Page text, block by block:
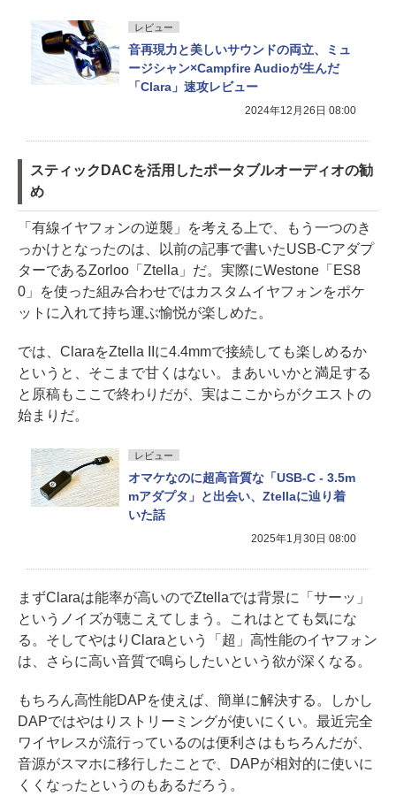
レビュー
音再現力と美しいサウンドの両立、ミュ
ージシャン×Campfire Audioが生んだ
「Clara」速攻レビュー
2024年12月26日 08:00
スティックDACを活用したポータブルオーディオの勧
め
「有線イヤフォンの逆襲」を考える上で、もう一つのき
っかけとなったのは、以前の記事で書いたUSB-Cアダプ
ターであるZorloo「Ztella」だ。実際にWestone「ES8
0」を使った組み合わせではカスタムイヤフォンをポケ
ットに入れて持ち運ぶ愉悦が楽しめた。
では、ClaraをZtella IIに4.4mmで接続しても楽しめるか
というと、そこまで甘くはない。まあいいかと満足する
と原稿もここで終わりだが、実はここからがクエストの
始まりだ。
レビュー
オマケなのに超高音質な「USB-C - 3.5m
mアダプタ」と出会い、Ztellaに辿り着
いた話
2025年1月30日 08:00
まずClaraは能率が高いのでZtellaでは背景に「サーッ」
というノイズが聴こえてしまう。これはとても気にな
る。そしてやはりClaraという「超」高性能のイヤフォン
は、さらに高い音質で鳴らしたいという欲が深くなる。
もちろん高性能DAPを使えば、簡単に解決する。しかし
DAPではやはりストリーミングが使いにくい。最近完全
ワイヤレスが流行っているのは便利さはもちろんだが、
音源がスマホに移行したことで、DAPが相対的に使いに
くくなったというのもあるだろう。